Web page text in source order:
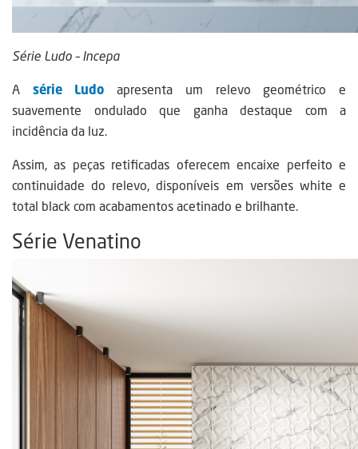
Série Ludo – Incepa
A série Ludo apresenta um relevo geométrico e
suavemente ondulado que ganha destaque com a
incidência da luz.
Assim, as peças retificadas oferecem encaixe perfeito e
continuidade do relevo, disponíveis em versões white e
total black com acabamentos acetinado e brilhante.
Série Venatino